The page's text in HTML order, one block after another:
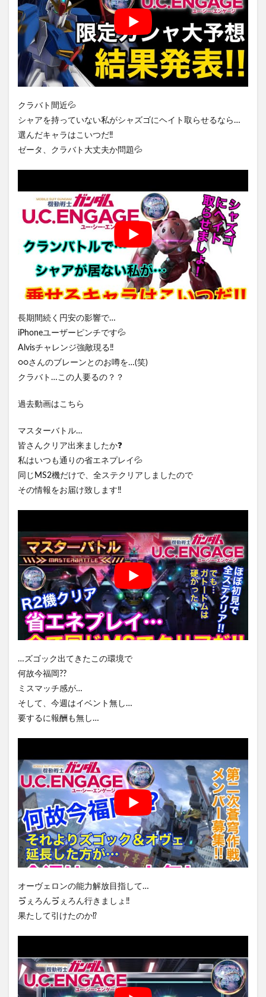
クラバト間近💦
シャアを持っていない私がシャズゴにヘイト取らせるなら…
選んだキャラはこいつだ‼️
ゼータ、クラバト大丈夫か問題💦
長期間続く円安の影響で…
iPhoneユーザーピンチです💦
Alvisチャレンジ強敵現る‼️
○○さんのブレーンとのお噂を…(笑)
クラバト…この人要るの？？
過去動画はこちら
マスターバトル…
皆さんクリア出来ましたか❓
私はいつも通りの省エネプレイ💦
同じMS2機だけで、全ステクリアしましたので
その情報をお届け致します‼️
…ズゴック出てきたこの環境で
何故今福岡??
ミスマッチ感が…
そして、今週はイベント無し…
要するに報酬も無し…
オーヴェロンの能力解放目指して…
ゔぇろんゔぇろん行きましょ‼️
果たして引けたのか⁉️